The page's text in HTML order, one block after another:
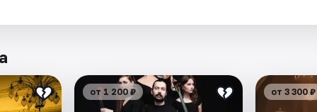
от 1 200 ₽ от 3 300 ₽